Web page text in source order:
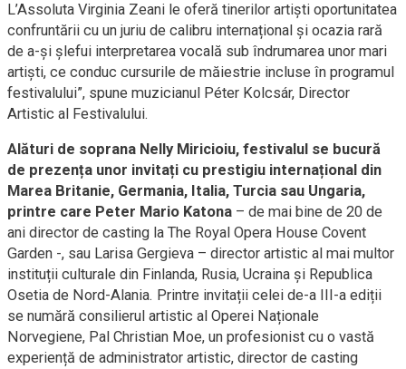
L’Assoluta Virginia Zeani le oferă tinerilor artiști oportunitatea
confruntării cu un juriu de calibru internațional și ocazia rară
de a-și șlefui interpretarea vocală sub îndrumarea unor mari
artiști, ce conduc cursurile de măiestrie incluse în programul
festivalului”, spune muzicianul Péter Kolcsár, Director
Artistic al Festivalului.
Alături de soprana Nelly Miricioiu, festivalul se bucură
de prezența unor invitați cu prestigiu internațional din
Marea Britanie, Germania, Italia, Turcia sau Ungaria,
printre care Peter Mario Katona – de mai bine de 20 de
ani director de casting la The Royal Opera House Covent
Garden -, sau Larisa Gergieva – director artistic al mai multor
instituții culturale din Finlanda, Rusia, Ucraina și Republica
Osetia de Nord-Alania. Printre invitații celei de-a III-a ediții
se numără consilierul artistic al Operei Naționale
Norvegiene, Pal Christian Moe, un profesionist cu o vastă
experiență de administrator artistic, director de casting